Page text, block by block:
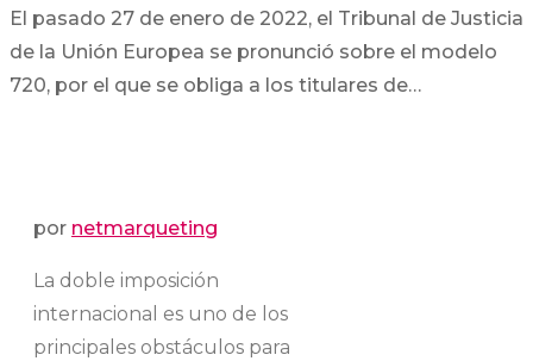
El pasado 27 de enero de 2022, el Tribunal de Justicia
de la Unión Europea se pronunció sobre el modelo
720, por el que se obliga a los titulares de…
por netmarqueting
La doble imposición
internacional es uno de los
principales obstáculos para